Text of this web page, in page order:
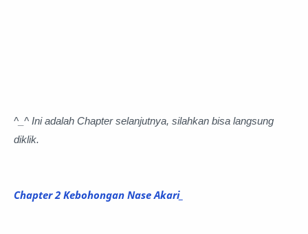
^_^ Ini adalah Chapter selanjutnya, silahkan bisa langsung
diklik.
Chapter 2 Kebohongan Nase Akari_